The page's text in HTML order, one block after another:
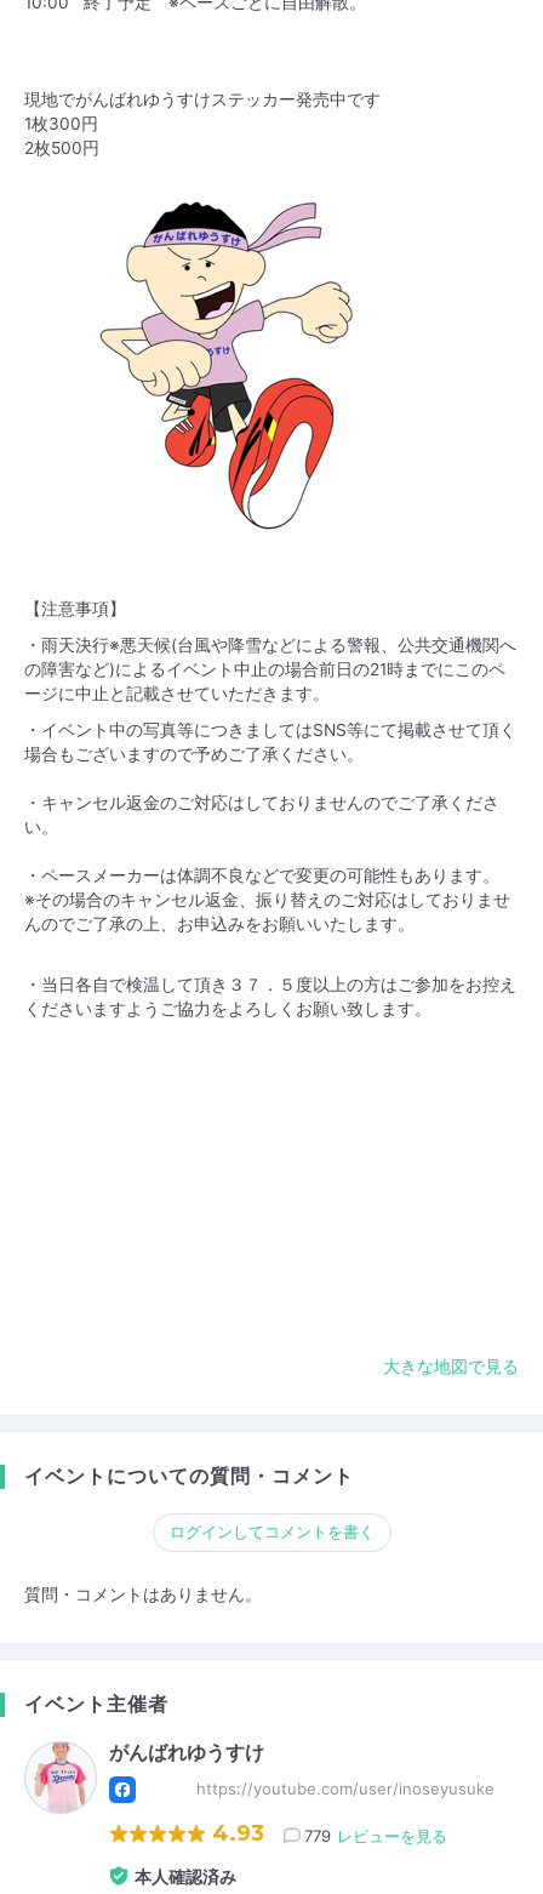
現地でがんばれゆうすけステッカー発売中です
1枚300円
2枚500円
【注意事項】
・雨天決行※悪天候(台風や降雪などによる警報、公共交通機関へ
の障害など)によるイベント中止の場合前日の21時までにこのペ
ージに中止と記載させていただきます。
・イベント中の写真等につきましてはSNS等にて掲載させて頂く
場合もございますので予めご了承ください。
・キャンセル返金のご対応はしておりませんのでご了承くださ
い。
・ペースメーカーは体調不良などで変更の可能性もあります。
※その場合のキャンセル返金、振り替えのご対応はしておりませ
んのでご了承の上、お申込みをお願いいたします。
・当日各自で検温して頂き３７．５度以上の方はご参加をお控え
くださいますようご協力をよろしくお願い致します。
大きな地図で見る
イベントについての質問・コメント
ログインしてコメントを書く
質問・コメントはありません。
イベント主催者
がんばれゆうすけ
https://youtube.com/user/inoseyusuke
4.93 779 レビューを見る
本人確認済み